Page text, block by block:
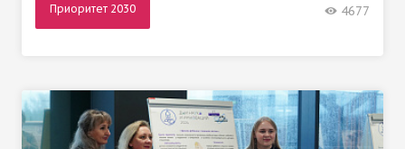
Приоритет 2030 4677